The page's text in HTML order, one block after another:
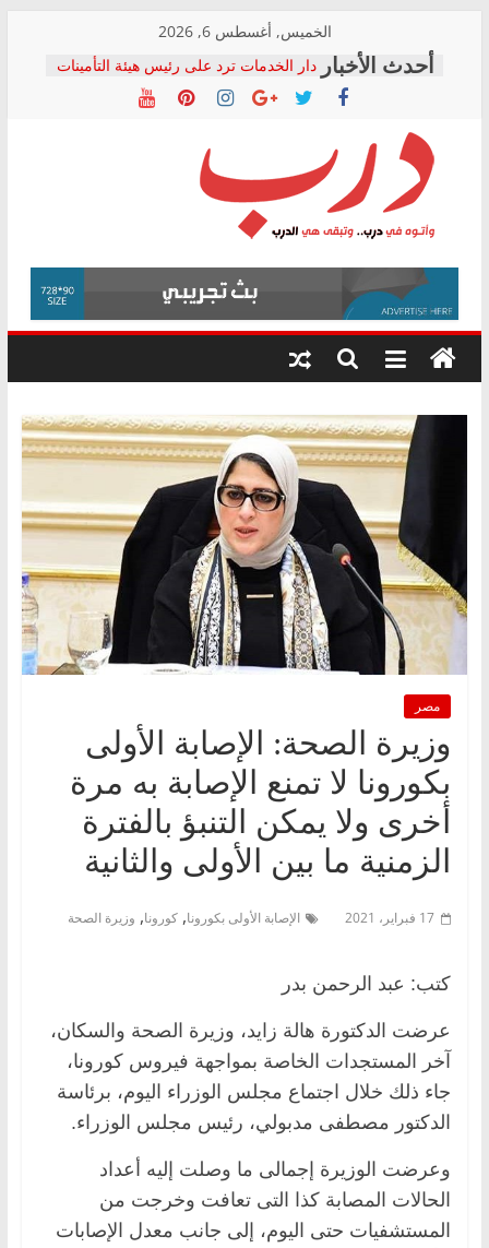
content
الخميس, أغسطس 6, 2026
دار الخدمات ترد على رئيس هيئة التأمينات
بعد مؤتمره الصحفي: إنكار الأزمة لا ينهي
معاناة أصحاب المعاشات.. ونطالب بكشف
فرحات سليمان يكتب: القطاع الصحي إلى
أين؟
حزب التحالف الشعبي يطلق لجنة “الحق
في الصحة” بالإسكندرية لرصد الانتهاكات
ودعم المرضى
الوزاري لمدينة الصحفيين.. وانتهاء أعمال
إنشاء المبنى الإداري
المجلس القومي لحقوق الإنسان يعلن
متابعة قضية الدكتور محمد زهران.. ويؤكد:
قرينة البراءة وضمانات المحاكمة العادلة
درب
وأتوه
درب..
وتبقى
هي
مصر
وزيرة الصحة: الإصابة الأولى
بكورونا لا تمنع الإصابة به مرة
أخرى ولا يمكن التنبؤ بالفترة
الزمنية ما بين الأولى والثانية
17 فبراير، 2021 الإصابة الأولى بكورونا, كورونا, وزيرة الصحة
كتب: عبد الرحمن بدر
عرضت الدكتورة هالة زايد، وزيرة الصحة والسكان،
آخر المستجدات الخاصة بمواجهة فيروس كورونا،
جاء ذلك خلال اجتماع مجلس الوزراء اليوم، برئاسة
الدكتور مصطفى مدبولي، رئيس مجلس الوزراء.
وعرضت الوزيرة إجمالى ما وصلت إليه أعداد
الحالات المصابة كذا التى تعافت وخرجت من
المستشفيات حتى اليوم، إلى جانب معدل الإصابات